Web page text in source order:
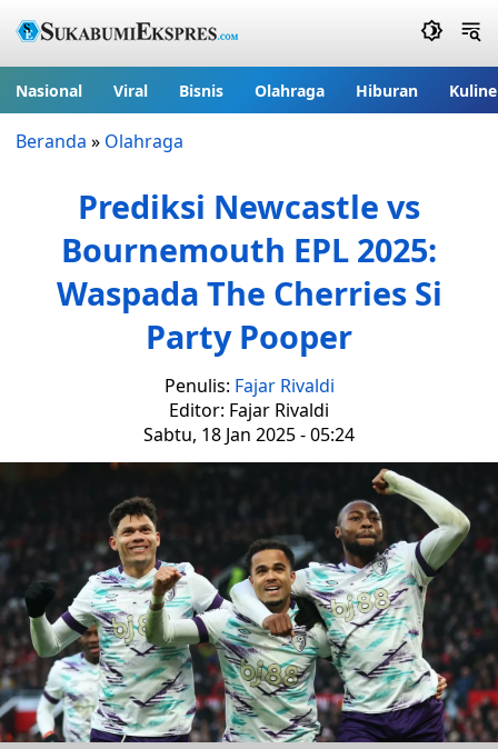
Nasional Viral Bisnis Olahraga Hiburan
Beranda » Olahraga
Prediksi Newcastle vs
Bournemouth EPL 2025:
Waspada The Cherries Si
Party Pooper
Penulis: Fajar Rivaldi
Editor: Fajar Rivaldi
Sabtu, 18 Jan 2025 - 05:24